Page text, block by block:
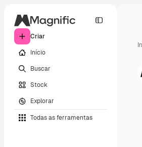
Criar
Início
Buscar
Stock
Explorar
Todas as ferramentas